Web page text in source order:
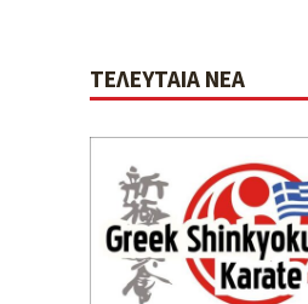
ΤΕΛΕΥΤΑΊΑ ΝΈΑ